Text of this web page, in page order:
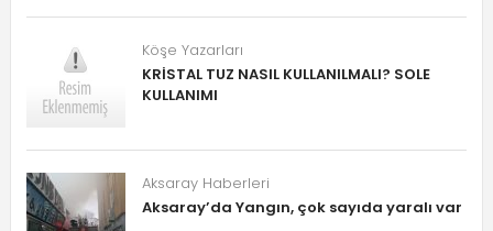
Köşe Yazarları
KRİSTAL TUZ NASIL KULLANILMALI? SOLE
KULLANIMI
Aksaray Haberleri
Aksaray’da Yangın, çok sayıda yaralı var